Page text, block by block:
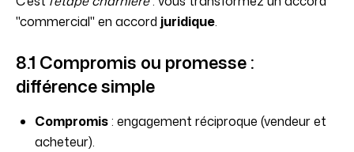
"commercial" en accord juridique.
8.1 Compromis ou promesse :
différence simple
Compromis: engagement réciproque (vendeur et
acheteur).